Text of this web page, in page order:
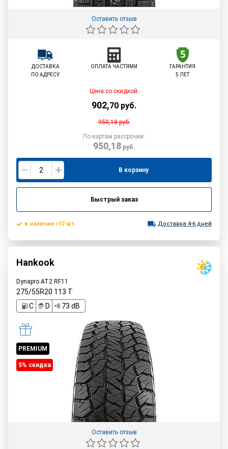
Оставить отзыв
ДОСТАВКА
ПО АДРЕСУ
ОПЛАТА ЧАСТЯМИ
ГАРАНТИЯ
5 ЛЕТ
Цена со скидкой:
902,70 руб.
950,18руб.
По картам рассрочки:
950,18руб.
В корзину
Быстрый заказ
в наличии >12 шт. Доставка 4-6 дней
Hankook
Dynapro AT2 RF11
275/55R20 113 T
C
D 73 dB
PREMIUM
5% cкидка
Оставить отзыв